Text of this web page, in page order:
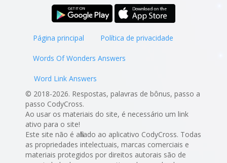
Página principal Política de privacidade
Words Of Wonders Answers
Word Link Answers
© 2018-2026. Respostas, palavras de bônus, passo a
passo CodyCross.
Ao usar os materiais do site, é necessário um link
ativo para o site!
Este site não é afiliado ao aplicativo CodyCross. Todas
as propriedades intelectuais, marcas comerciais e
materiais protegidos por direitos autorais são de